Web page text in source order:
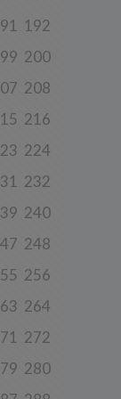
192
200
208
216
224
232
240
248
256
264
272
280
lub
analizą
podaje w celu
tj. imię,
z serwisu, jeśli
z usługi
i
prawnie
f RODO),
uzasadnionego